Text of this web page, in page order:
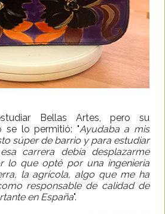
Bellas Artes, pero su
se lo permitió: "Ayudaba a mis
súper de barrio y para estudiar
carrera debía desplazarme
lo que opté por una ingenieria
la agrícola, algo que me ha
responsable de calidad de
en España".